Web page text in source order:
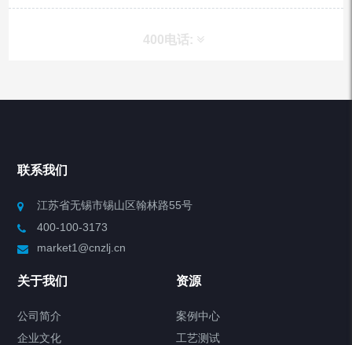
400电话:
制冷加热动态控温系统
Chiller气体控温系统
联系我们
江苏省无锡市锡山区翰林路55号
400-100-3173
market1@cnzlj.cn
关于我们
公司简介
企业文化
资源
案例中心
工艺测试